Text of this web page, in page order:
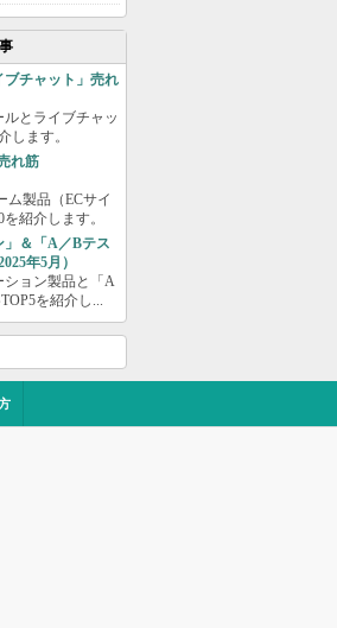
ブチャット」売れ
とライブチャッ
します。
れ筋
ム製品（ECサイ
紹介します。
」＆「A／Bテス
年5月）
ション製品と「A
を紹介し...